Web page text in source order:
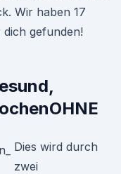
Wir haben 17
gefunden!
Dies wird durch
zwei